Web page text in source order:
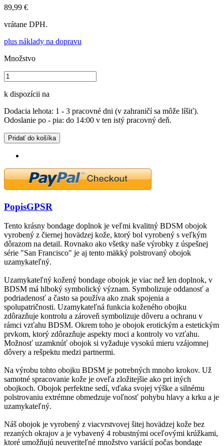
89,99 €
vrátane DPH.
plus náklady na dopravu
Množstvo
k dispozícii na
Dodacia lehota: 1 - 3 pracovné dni (v zahraničí sa môže líšiť).
Odoslanie po - pia: do 14:00 v ten istý pracovný deň.
Pridať do košíka
PopisGPSR
Tento krásny bondage doplnok je veľmi kvalitný BDSM obojok
vyrobený z čiernej hovädzej kože, ktorý bol vyrobený s veľkým
dôrazom na detail. Rovnako ako všetky naše výrobky z úspešnej
série "San Francisco" je aj tento mäkký polstrovaný obojok
uzamykateľný.
Uzamykateľný kožený bondage obojok je viac než len doplnok, v
BDSM má hlboký symbolický význam. Symbolizuje oddanosť a
podriadenosť a často sa používa ako znak spojenia a
spolupatričnosti. Uzamykateľná funkcia koženého obojku
zdôrazňuje kontrolu a zároveň symbolizuje dôveru a ochranu v
rámci vzťahu BDSM. Okrem toho je obojok erotickým a estetickým
prvkom, ktorý zdôrazňuje aspekty moci a kontroly vo vzťahu.
Možnosť uzamknúť obojok si vyžaduje vysokú mieru vzájomnej
dôvery a rešpektu medzi partnermi.
Na výrobu tohto obojku BDSM je potrebných mnoho krokov. Už
samotné spracovanie kože je oveľa zložitejšie ako pri iných
obojkoch. Obojok perfektne sedí, vďaka svojej výške a silnému
polstrovaniu extrémne obmedzuje voľnosť pohybu hlavy a krku a je
uzamykateľný.
Náš obojok je vyrobený z viacvrstvovej šitej hovädzej kože bez
rezaných okrajov a je vybavený 4 robustnými oceľovými krúžkami,
ktoré umožňujú neuveriteľné množstvo variácií počas bondage